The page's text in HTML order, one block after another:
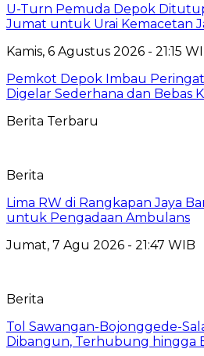
U-Turn Pemuda Depok
Jumat untuk Urai Kemacetan
Kamis, 6 Agustus 2026 - 21:15
Pemkot Depok Imbau
Digelar Sederhana dan Bebas
Berita Terbaru
Berita
Lima RW di Rangkapan Jaya
untuk Pengadaan Ambulans
Jumat, 7 Agu 2026 - 21:47 WIB
Berita
Tol Sawangan-Bojonggede-
Dibangun, Terhubung hingga